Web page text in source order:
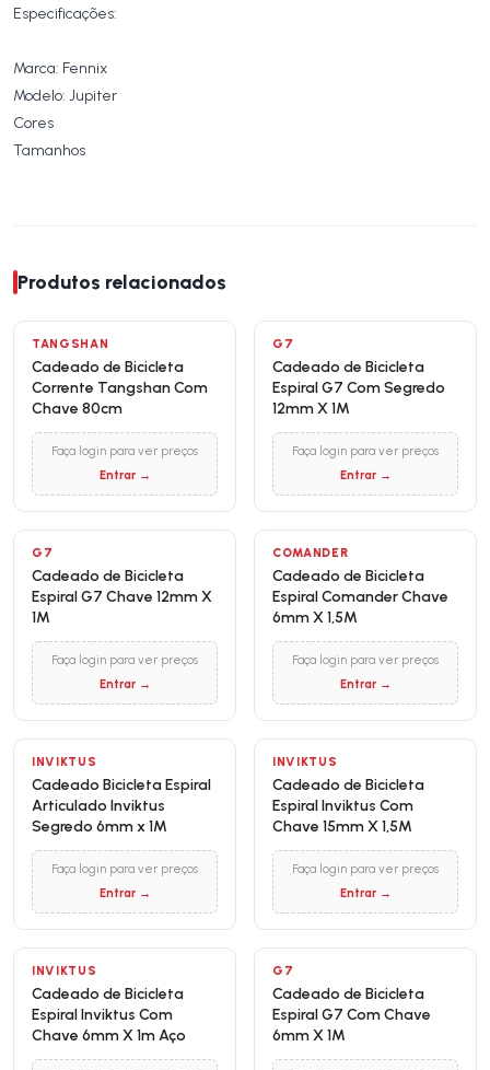
Especificações:
Marca: Fennix
Modelo: Jupiter
Cores
Tamanhos
Produtos relacionados
TANGSHAN
Cadeado de Bicicleta
Corrente Tangshan Com
Chave 80cm
Faça login para ver preços
Entrar →
G7
Cadeado de Bicicleta
Espiral G7 Com Segredo
12mm X 1M
Faça login para ver preços
Entrar →
G7
Cadeado de Bicicleta
Espiral G7 Chave 12mm X
1M
Faça login para ver preços
Entrar →
COMANDER
Cadeado de Bicicleta
Espiral Comander Chave
6mm X 1,5M
Faça login para ver preços
Entrar →
INVIKTUS
Cadeado Bicicleta Espiral
Articulado Inviktus
Segredo 6mm x 1M
Faça login para ver preços
Entrar →
INVIKTUS
Cadeado de Bicicleta
Espiral Inviktus Com
Chave 15mm X 1,5M
Faça login para ver preços
Entrar →
INVIKTUS
Cadeado de Bicicleta
Espiral Inviktus Com
Chave 6mm X 1m Aço
G7
Cadeado de Bicicleta
Espiral G7 Com Chave
6mm X 1M